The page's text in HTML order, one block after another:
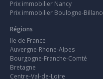
Prix immobilier Nancy
Prix immobilier Boulogne-
Régions
Ile de France
Auvergne-Rhone-Alpes
Bourgogne-Franche-Comté
Bretagne
Centre-Val-de-Loire